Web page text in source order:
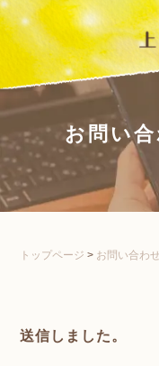
お問い
トップページ > お問い合わせ
送信しました。